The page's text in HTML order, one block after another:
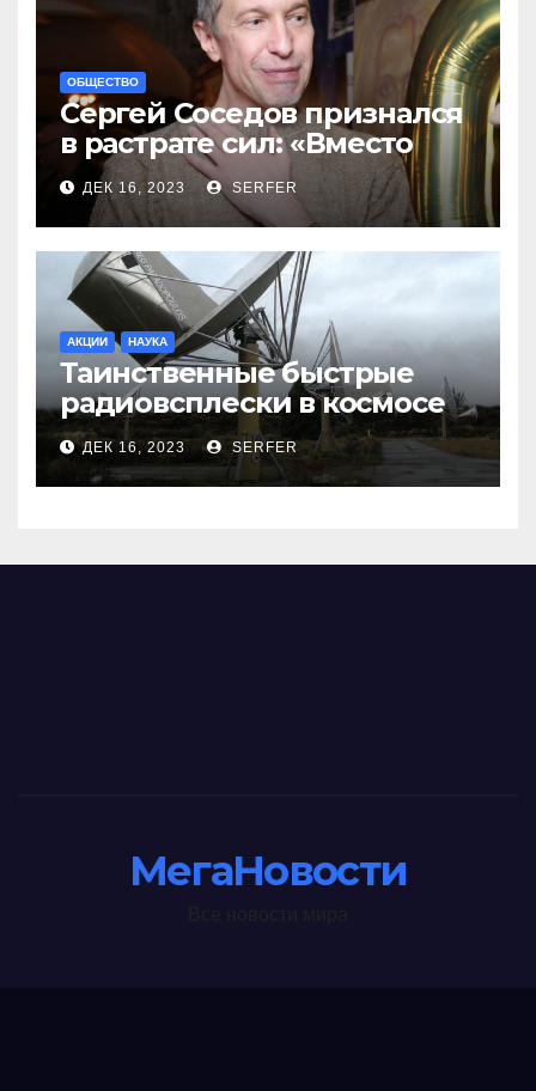
ОБЩЕСТВО
Сергей Соседов признался
в растрате сил: «Вместо
меня взяли Пригожина»
ДЕК 16, 2023 SERFER
АКЦИИ НАУКА
Таинственные быстрые
радиовсплески в космосе
сделались все более
странными
ДЕК 16, 2023 SERFER
МегаНовости